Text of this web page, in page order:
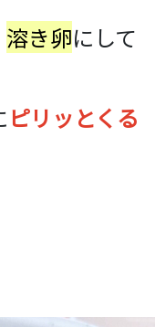
溶き卵にして
ピリッとくる